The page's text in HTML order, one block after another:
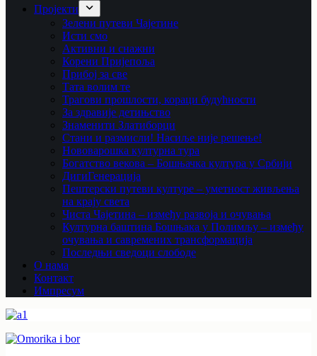
Пројекти
Зелени путеви Чајетине
Исти смо
Активни и снажни
Корени Пријепоља
Прибој за све
Тата волим те
Трагови прошлости, кораци будућности
За здравије детињство
Знаменити Златиборци
Стани и размисли! Насиље није решење!
Нововарошка културна тура
Богатство векова – Бошњачка култура у Србији
ДигиГенерација
Пештерски путеви културе – уметност живљења
на крају света
Чиста Чајетина – између развоја и очувања
Културна баштина Бошњака у Полимљу – између
очувања и савремених трансформација
Последњи сведоци слободе
О нама
Контакт
Импресум